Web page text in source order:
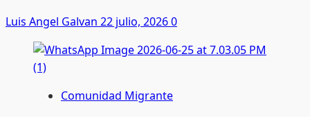
Luis Angel Galvan 22 julio, 20260
Comunidad Migrante